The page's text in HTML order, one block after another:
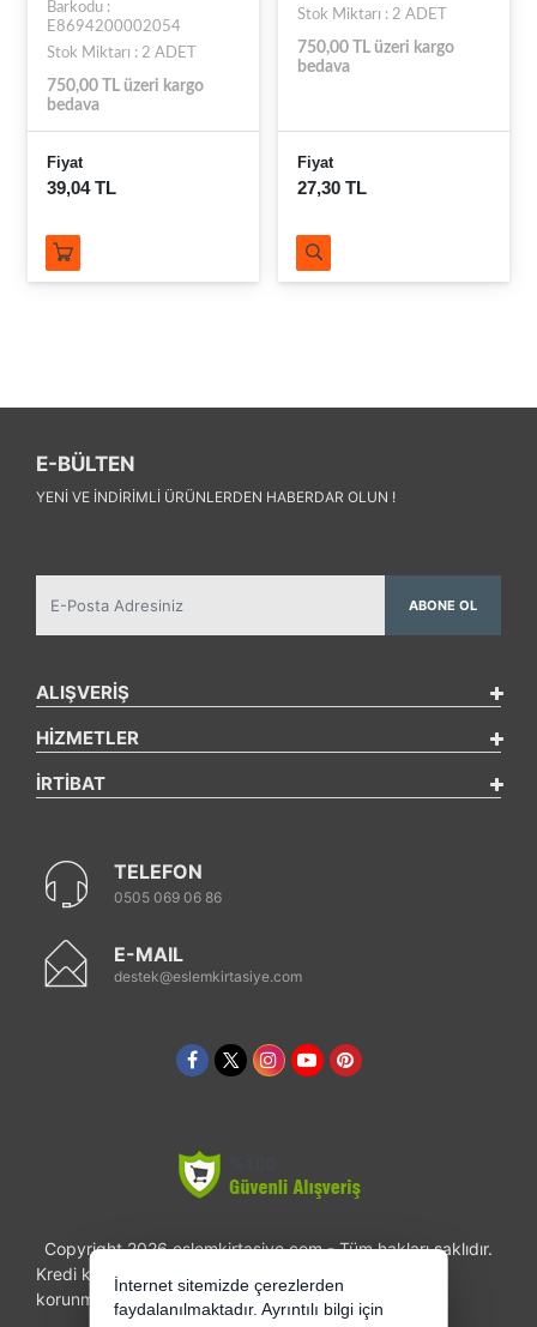
Barkodu :
E8694200002054
Stok Miktarı : 2 ADET
750,00 TL üzeri kargo
bedava
Fiyat
39,04 TL
Stok Miktarı : 2 ADET
750,00 TL üzeri kargo
bedava
Fiyat
27,30 TL
E-BÜLTEN
YENI VE INDIRIMLI ÜRÜNLERDEN HABERDAR OLUN !
ABONE OL
ALIŞVERİŞ
HİZMETLER
İRTİBAT
TELEFON
0505 069 06 86
E-MAIL
destek@eslemkirtasiye.com
Copyright 2026 eslemkirtasiye.com - Tüm hakları saklıdır.
Kredi kartı bilgileriniz 256bit SSL sertifikası ile
korunmaktadır.
İnternet sitemizde çerezlerden
faydalanılmaktadır. Ayrıntılı bilgi için